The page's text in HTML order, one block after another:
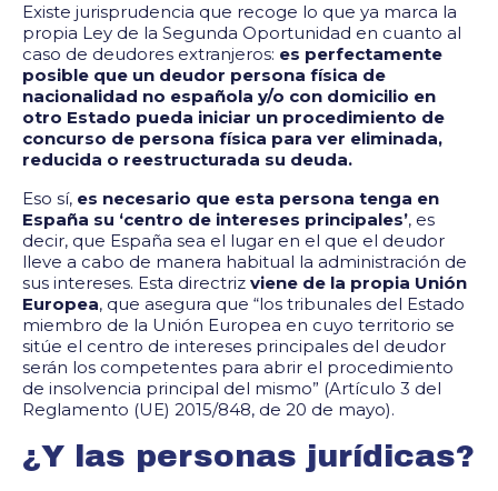
Existe jurisprudencia que recoge lo que ya marca la
propia Ley de la Segunda Oportunidad en cuanto al
caso de deudores extranjeros: es perfectamente
posible que un deudor persona física de
nacionalidad no española y/o con domicilio en
otro Estado pueda iniciar un procedimiento de
concurso de persona física para ver eliminada,
reducida o reestructurada su deuda.
Eso sí, es necesario que esta persona tenga en
España su ‘centro de intereses principales’, es
decir, que España sea el lugar en el que el deudor
lleve a cabo de manera habitual la administración de
sus intereses. Esta directriz viene de la propia Unión
Europea, que asegura que “los tribunales del Estado
miembro de la Unión Europea en cuyo territorio se
sitúe el centro de intereses principales del deudor
serán los competentes para abrir el procedimiento
de insolvencia principal del mismo” (Artículo 3 del
Reglamento (UE) 2015/848, de 20 de mayo).
¿Y las personas jurídicas?